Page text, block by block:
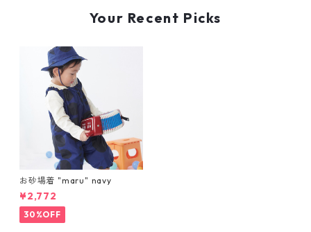
Your Recent Picks
お砂場着 "maru" navy
¥2,772
30%OFF